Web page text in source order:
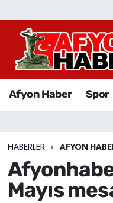
Afyon Haber Spor
HABERLER AFYON
Mayıs
Afyon Haber
Sağlık
Eğitim